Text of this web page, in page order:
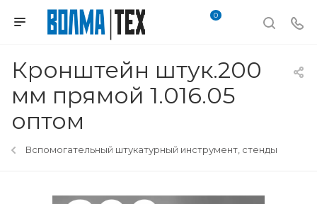
0
Кронштейн штук.200
мм прямой 1.016.05
оптом
Вспомогательный штукатурный инструмент, стенды